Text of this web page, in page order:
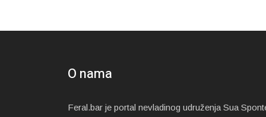
O nama
Feral.bar je portal nevladinog udruženja Sua